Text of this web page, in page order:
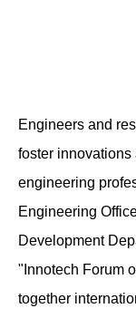
Engineers and
foster
engineering
Engineering
Development
"Innotech Forum
together